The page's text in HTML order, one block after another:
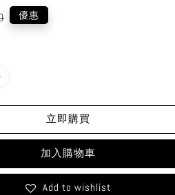
優惠
立即購買
加入購物車
Add to wishlist